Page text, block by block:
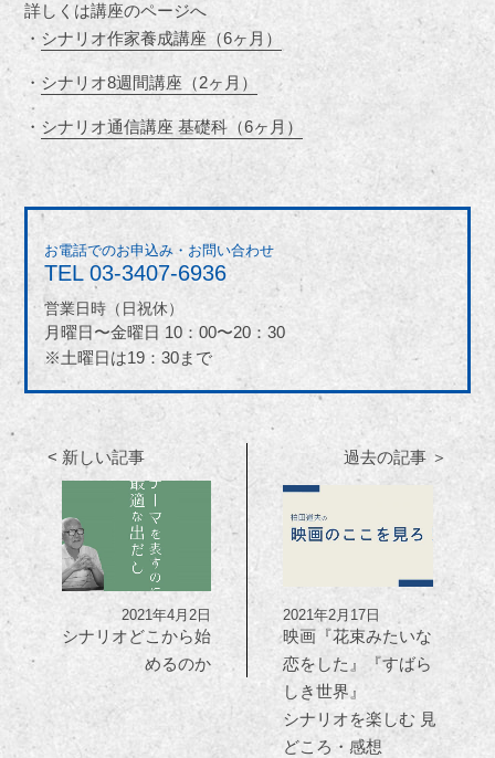
詳しくは講座のページへ
・ シナリオ作家養成講座（6ヶ月）
・ シナリオ8週間講座（2ヶ月）
・ シナリオ通信講座 基礎科（6ヶ月）
お電話でのお申込み・お問い合わせ
TEL03-3407-6936
営業日時（日祝休）
月曜日〜金曜日 10：00〜20：30
※土曜日は19：30まで
< 新しい記事
2021年4月2日
シナリオどこから始
めるのか
過去の記事 ＞
2021年2月17日
映画『花束みたいな
恋をした』『すばら
しき世界』
シナリオを楽しむ 見
どころ・感想